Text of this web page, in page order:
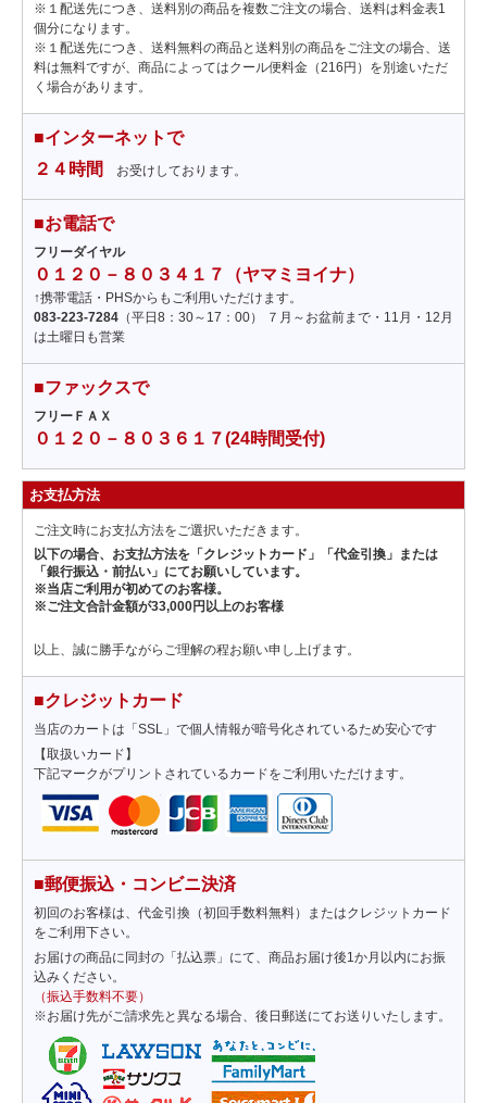
※１配送先につき、送料別の商品を複数ご注文の場合、送料は料金表1
個分になります。
※１配送先につき、送料無料の商品と送料別の商品をご注文の場合、送
料は無料ですが、商品によってはクール便料金（216円）を別途いただ
く場合があります。
■インターネットで
２４時間
お受けしております。
■お電話で
フリーダイヤル
０１２０－８０３４１７（ヤマミヨイナ）
↑携帯電話・PHSからもご利用いただけます。
083-223-7284 （平日8：30～17：00） ７月～お盆前まで・11月・12月
は土曜日も営業
■ファックスで
フリーＦＡＸ
０１２０－８０３６１７(24時間受付)
お支払方法
ご注文時にお支払方法をご選択いただきます。
以下の場合、お支払方法を「クレジットカード」「代金引換」または
「銀行振込・前払い」にてお願いしています。
※当店ご利用が初めてのお客様。
※ご注文合計金額が33,000円以上のお客様
以上、誠に勝手ながらご理解の程お願い申し上げます。
■クレジットカード
当店のカートは「SSL」で個人情報が暗号化されているため安心です
【取扱いカード】
下記マークがプリントされているカードをご利用いただけます。
■郵便振込・コンビニ決済
初回のお客様は、代金引換（初回手数料無料）またはクレジットカード
をご利用下さい。
お届けの商品に同封の「払込票」にて、商品お届け後1か月以内にお振
込みください。
（振込手数料不要）
※お届け先がご請求先と異なる場合、後日郵送にてお送りいたします。